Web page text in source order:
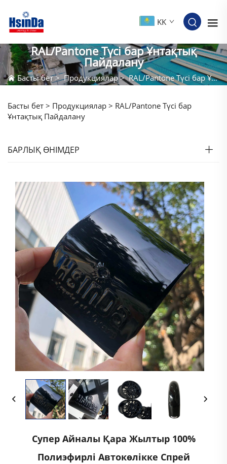
KK
RAL/Pantone Түсі бар Ұнтақтық
Пайдалану
Басты бет>Продукциялар >RAL/Pantone Түсі бар Ұнтақтық Пайдалану
Басты бет > Продукциялар > RAL/Pantone Түсі бар
Ұнтақтық Пайдалану
БАРЛЫҚ ӨНІМДЕР
Супер Айналы Қара Жылтыр 100%
Полиэфирлі Автокөлікке Спрей